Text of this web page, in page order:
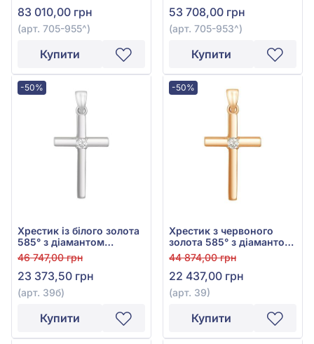
83 010,00 грн
(арт. 705-955^)
Купити
53 708,00 грн
(арт. 705-953^)
Купити
-50%
Хрестик із білого золота
585° з діамантом
0,095ct, арт. 39б
46 747,00 грн
23 373,50 грн
(арт. 39б)
Купити
-50%
Хрестик з червоного
золота 585° з діамантом
0,085ct, арт. 39
44 874,00 грн
22 437,00 грн
(арт. 39)
Купити